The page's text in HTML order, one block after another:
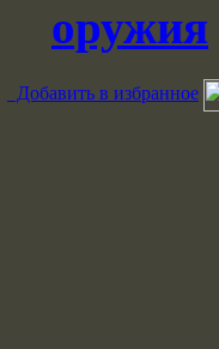
оружия
Добавить в избранное